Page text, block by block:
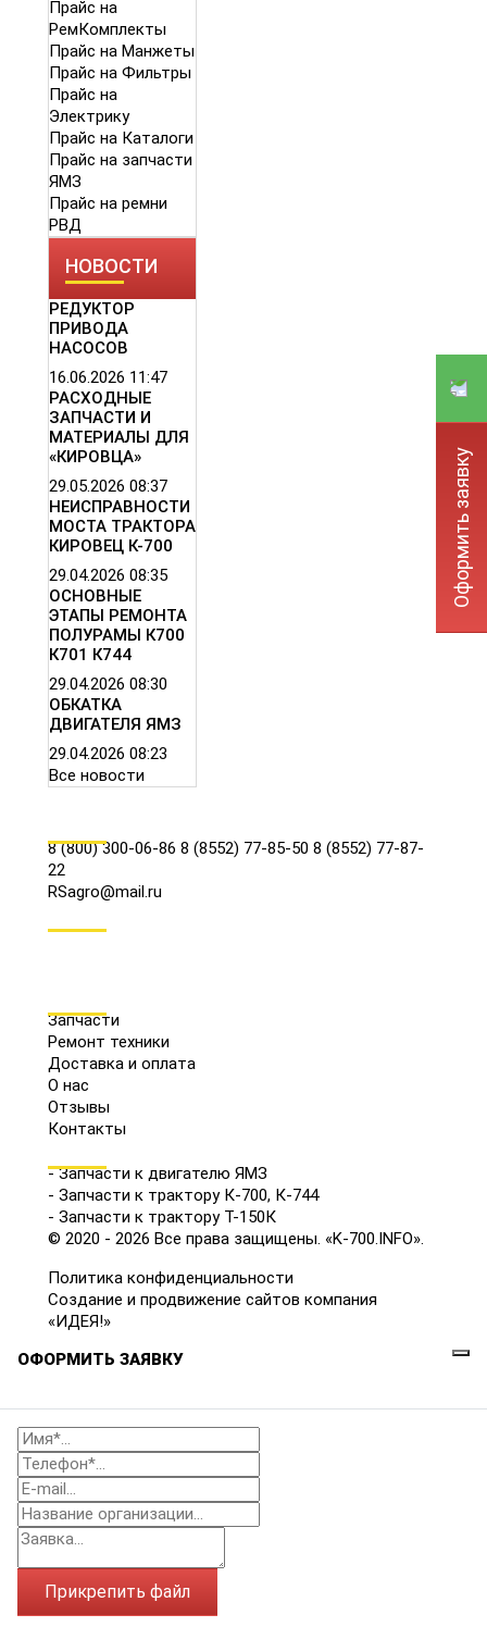
Прайс на
РемКомплекты
Прайс на Манжеты
Прайс на Фильтры
Прайс на
Электрику
Прайс на Каталоги
Прайс на запчасти
ЯМЗ
Прайс на ремни
РВД
НОВОСТИ
РЕДУКТОР
ПРИВОДА
НАСОСОВ
16.06.2026 11:47
РАСХОДНЫЕ
ЗАПЧАСТИ И
МАТЕРИАЛЫ ДЛЯ
«КИРОВЦА»
29.05.2026 08:37
НЕИСПРАВНОСТИ
МОСТА ТРАКТОРА
КИРОВЕЦ К-700
29.04.2026 08:35
ОСНОВНЫЕ
ЭТАПЫ РЕМОНТА
ПОЛУРАМЫ К700
К701 К744
29.04.2026 08:30
ОБКАТКА
ДВИГАТЕЛЯ ЯМЗ
29.04.2026 08:23
Все новости
8 (800) 300-06-86 8 (8552) 77-85-50 8 (8552) 77-87-
22
RSagro@mail.ru
Запчасти
Ремонт техники
Доставка и оплата
О нас
Отзывы
Контакты
- Запчасти к двигателю ЯМЗ
- Запчасти к трактору К-700, К-744
- Запчасти к трактору Т-150К
© 2020 - 2026 Все права защищены. «K-700.INFO».
Политика конфиденциальности
Создание и продвижение сайтов компания
«ИДЕЯ!»
Оформить заявку
ОФОРМИТЬ ЗАЯВКУ
Прикрепить файл